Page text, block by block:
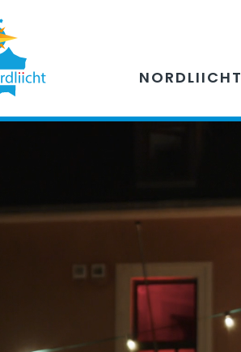
NORDLIICHT